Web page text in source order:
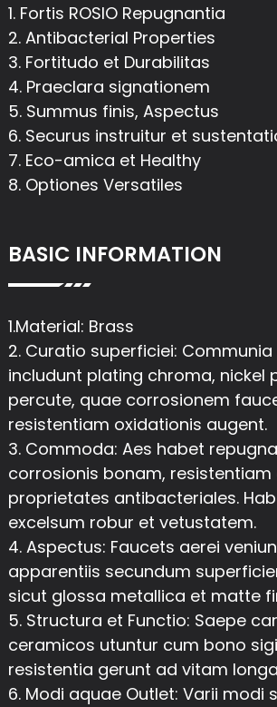
1. Fortis ROSIO Repugnantia
2. Antibacterial Properties
3. Fortitudo et Durabilitas
4. Praeclara signationem
5. Summus finis, Aspectus
6. Securus instruitur et
7. Eco-amica et Healthy
8. Optiones Versatiles
BASIC INFORMATION
1.Material: Brass
2. Curatio superficiei:
includunt plating chroma, nickel
percute, quae corrosionem
resistentiam oxidationis augent.
3. Commoda: Aes habet
corrosionis bonam, resistentiam
proprietates antibacteriales.
excelsum robur et vetustatem.
4. Aspectus: Faucets aerei
apparentiis secundum
sicut glossa metallica et matte
5. Structura et Functio: Saepe
ceramicos utuntur cum bono
resistentia gerunt ad vitam
6. Modi aquae Outlet: Varii modi